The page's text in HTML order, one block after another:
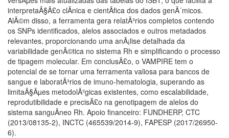
interpretaÃ§Ã£o clÃ­nica e cientÃ­fica dos dados genÃ´micos.
AlÃ©m disso, a ferramenta gera relatÃ³rios completos contendo
os SNPs identificados, alelos associados e outros metadados
relevantes, proporcionando uma anÃ¡lise detalhada da
variabilidade genÃ©tica no sistema Rh e simplificando o processo
de tipagem molecular. Em conclusÃ£o, o VAMPIRE tem o
potencial de se tornar uma ferramenta valiosa para bancos de
sangue e laboratÃ³rios de imuno-hematologia, superando as
limitaÃ§Ãµes metodolÃ³gicas existentes, como escalabilidade,
reprodutibilidade e precisÃ£o na genotipagem de alelos do
sistema sanguÃ­neo Rh. Apoio financeiro: FUNDHERP, CTC
(2013/08135-2), INCTC (465539/2014-9), FAPESP (2017/26950-
6).